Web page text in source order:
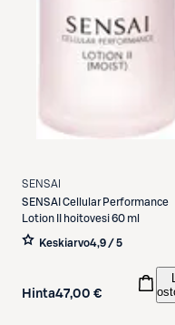
SENSAI
SENSAI Cellular Performance
Lotion II hoitovesi 60 ml
Keskiarvo4,9 / 5
Hinta47,00 €